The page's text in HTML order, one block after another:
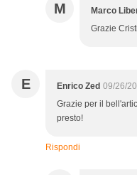
M Marco
Grazie
E Enrico Zed 09/26/
Grazie per il
presto!
Rispondi